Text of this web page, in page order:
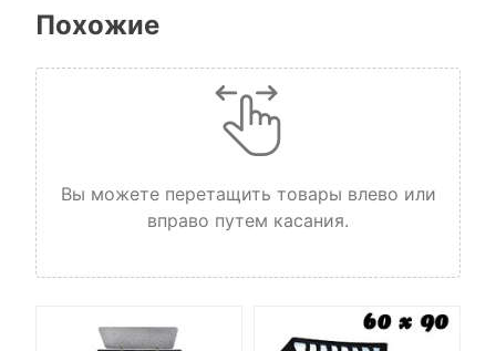
Похожие
Вы можете перетащить товары влево или
вправо путем касания.